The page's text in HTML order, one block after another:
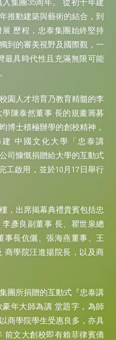
推動建築與藝術的結合，到
歷程，忠泰集團始終堅持
到的審美視野及國際觀，一
最具時代性且充滿無限可能
園人才培育乃教育精髓的李
陳泰然董事 長的規畫籌募
博士積極辦學的創校精神，
中國文化大學「忠泰講
司慷慨捐贈給大學的互動式
工啟用，並於10月17日舉行
，出席揭幕典禮貴賓包括忠
彥良副董事 長、瞿世泉總
事長伉儷、張海燕董事、王
商學院汪進揚院長，以及商
團所捐贈的互動式『忠泰講
年大師為講 堂題字，為師
商學院學生受惠良多，亦具
前文大創校即有賴菲律賓僑